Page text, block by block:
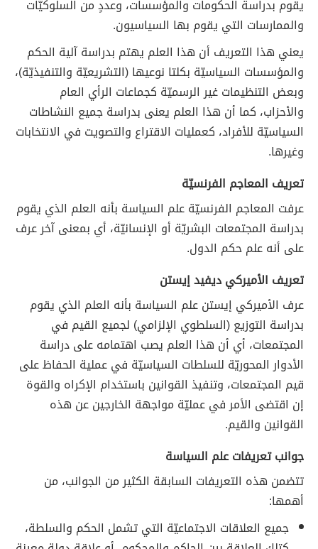
يقوم بدراسة الحكومات والمؤسسات، وعددٍ من السلوكيّات
والممارسات التي يقوم بها السياسيون.
يعني هذا التعريف أن هذا العلم يهتم بدراسة آلية الحكم
والمؤسسات السياسيّة بكلتا نوعيها (التشريعيّة والتنفيذيّة)،
وبعض التنظيمات غير الرسميّة كجماعات الرأي العام
والأحزاب، كما أن هذا العلم يعنى بدراسة جميع النشاطات
السياسيّة للأفراد، كعمليات الاقتراع والتصويت في الانتخابات
وغيرها.
تعريف المعاجم الفرنسيّة
عرفت المعاجم الفرنسيّة علم السياسة بأنه العلم الذي يقوم
بدراسة المجتمعات البشريّة أو الإنسانيّة، أي بمعنى آخر عرف
على أنه علم حكم الدول.
تعريف الأميركي ديفيد إيستن
عرف الأميركي إيستن علم السياسة بأنه العلم الذي يقوم
بدراسة التوزيع (السلطوي الإلزامي) لجميع القيم في
المجتمعات، أي أن هذا العلم يصب اهتمامه على دراسة
الأدوار المحوريّة للسلطات السياسيّة في عملية الحفاظ على
قيم المجتمعات، وتنفيذ القوانين باستخدام الإكراه والقوة
إن اقتضى الأمر في عمليّة مواجهة الخارجين عن هذه
القوانين والقيم.
جوانب تعريفات علم السياسة
تتضمن هذه التعريفات السابقة الكثير من الجوانب، من
أهمها:
جميع العلاقات الاجتماعيّة التي تشمل الحكم والسلطة،